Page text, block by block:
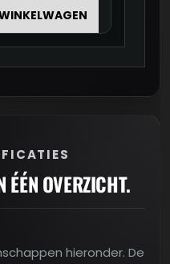
ÉÉN OVERZICHT.
hieronder. De